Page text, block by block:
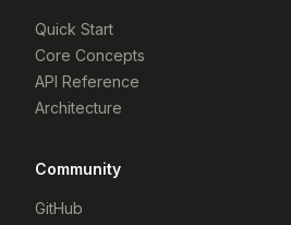
Quick Start
Core Concepts
API Reference
Architecture
Community
GitHub